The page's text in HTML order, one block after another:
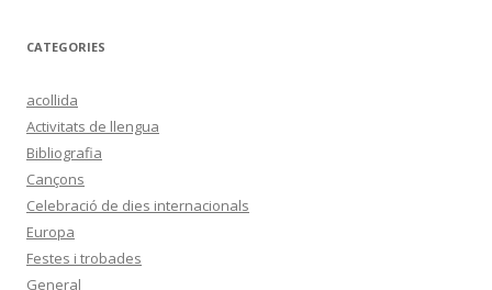
c
CATEGORIES
acollida
Activitats de llengua
Bibliografia
Cançons
Celebració de dies internacionals
Europa
Festes i trobades
General